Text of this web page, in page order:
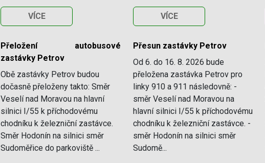
VÍCE VÍCE
Přeložení autobusové
zastávky Petrov
Obě zastávky Petrov budou
dočasně přeloženy takto: Směr
Veselí nad Moravou na hlavní
silnici I/55 k příchodovému
chodníku k železniční zastávce.
Směr Hodonín na silnici směr
Sudoměřice do parkoviště ...
Přesun zastávky Petrov
Od 6. do 16. 8. 2026 bude
přeložena zastávka Petrov pro
linky 910 a 911 následovně: -
směr Veselí nad Moravou na
hlavní silnici I/55 k příchodovému
chodníku k železniční zastávce. -
směr Hodonín na silnici směr
Sudomě...